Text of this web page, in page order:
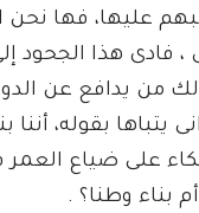
عليها، فها نحن
، فادى هذا
من يدافع عن
يتباها بقوله،
على ضياع
بناء وطنا؟ .